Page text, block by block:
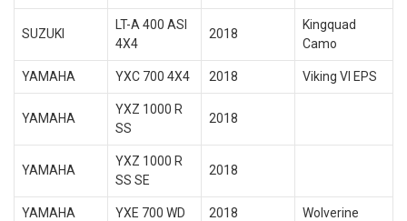
SUZUKI
LT-A 400 ASI
4X4
2018
Kingquad
Camo
YAMAHA YXC 700 4X4 2018 Viking VI EPS
YAMAHA
YXZ 1000 R
SS
2018
YAMAHA
YXZ 1000 R
SS SE
2018
YAMAHA YXE 700 WD 2018 Wolverine